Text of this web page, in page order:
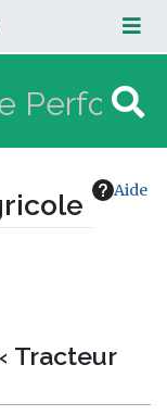
Aide
Tracteur